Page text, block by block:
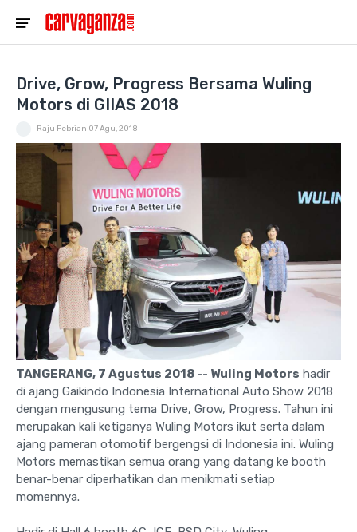
Drive, Grow, Progress Bersama Wuling
Motors di GIIAS 2018
Raju Febrian 07 Agu, 2018
TANGERANG, 7 Agustus 2018 -- Wuling Motors hadir
di ajang Gaikindo Indonesia International Auto Show 2018
dengan mengusung tema Drive, Grow, Progress. Tahun ini
merupakan kali ketiganya Wuling Motors ikut serta dalam
ajang pameran otomotif bergengsi di Indonesia ini. Wuling
Motors memastikan semua orang yang datang ke booth
benar-benar diperhatikan dan menikmati setiap
momennya.